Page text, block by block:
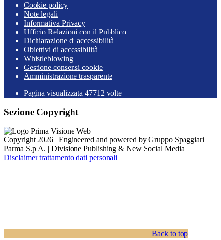
Cookie policy
Note legali
Informativa Privacy
Ufficio Relazioni con il Pubblico
Dichiarazione di accessibilità
Obiettivi di accessibilità
Whistleblowing
Gestione consensi cookie
Amministrazione trasparente
Pagina visualizzata 47712 volte
Sezione Copyright
Copyright 2026 | Engineered and powered by Gruppo Spaggiari
Parma S.p.A. | Divisione Publishing & New Social Media
Disclaimer trattamento dati personali
Back to top